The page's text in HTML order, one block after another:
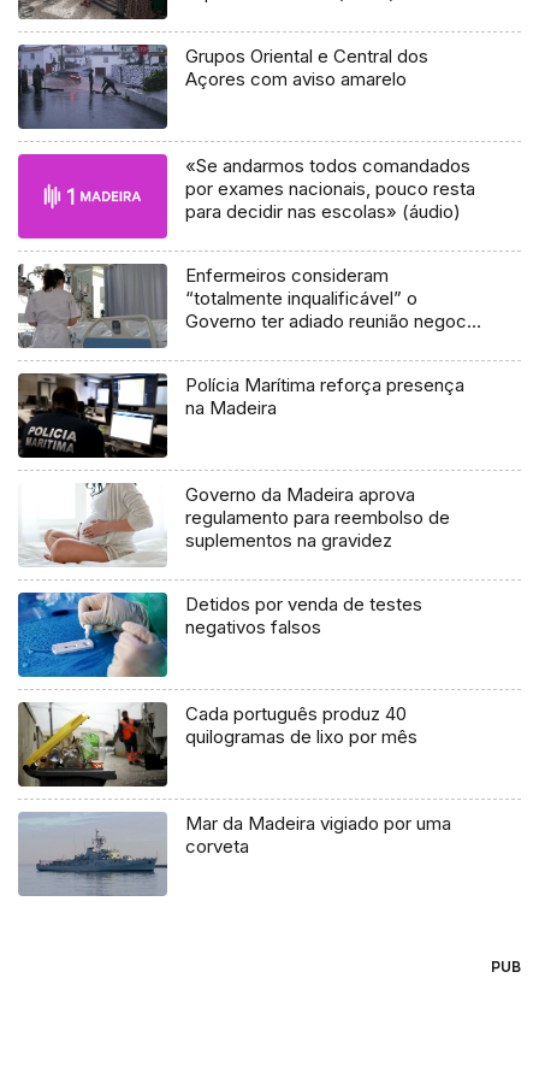
Grupos Oriental e Central dos
Açores com aviso amarelo
«Se andarmos todos comandados
por exames nacionais, pouco resta
para decidir nas escolas» (áudio)
Enfermeiros consideram
“totalmente inqualificável” o
Governo ter adiado reunião negocial
Polícia Marítima reforça presença
na Madeira
Governo da Madeira aprova
regulamento para reembolso de
suplementos na gravidez
Detidos por venda de testes
negativos falsos
Cada português produz 40
quilogramas de lixo por mês
Mar da Madeira vigiado por uma
corveta
PUB